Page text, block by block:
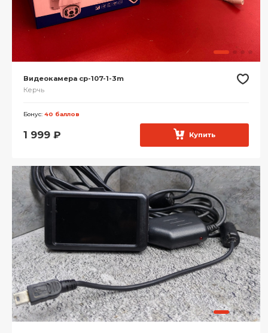
Видеокамера cp-107-1-3m
Керчь
Бонус: 40 баллов
1 999 ₽ Купить